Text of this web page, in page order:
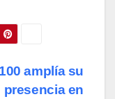
amplía su
presencia en